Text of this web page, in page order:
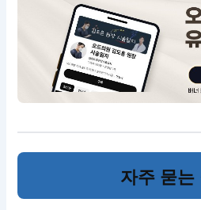
자주 묻는